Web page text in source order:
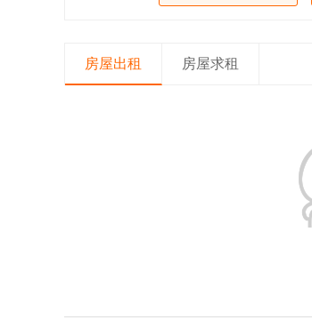
房屋出租 房屋求租